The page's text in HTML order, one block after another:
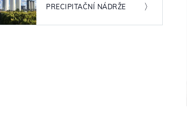
PRECIPITAČNÍ NÁDRŽE